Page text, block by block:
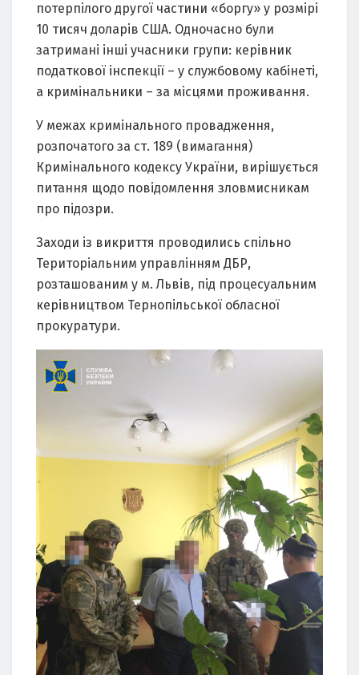
потерпілого другої частини «боргу» у розмірі
10 тисяч доларів США. Одночасно були
затримані інші учасники групи: керівник
податкової інспекції – у службовому кабінеті,
а кримінальники – за місцями проживання.
У межах кримінального провадження,
розпочатого за ст. 189 (вимагання)
Кримінального кодексу України, вирішується
питання щодо повідомлення зловмисникам
про підозри.
Заходи із викриття проводились спільно
Територіальним управлінням ДБР,
розташованим у м. Львів, під процесуальним
керівництвом Тернопільської обласної
прокуратури.